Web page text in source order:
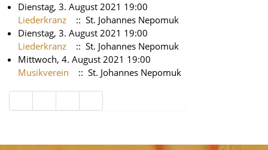
Dienstag, 3. August 2021 19:00
Liederkranz
:: St. Johannes Nepomuk
Dienstag, 3. August 2021 19:00
Liederkranz
:: St. Johannes Nepomuk
Mittwoch, 4. August 2021 19:00
Musikverein
:: St. Johannes Nepomuk
Limite der Paginierungsliste